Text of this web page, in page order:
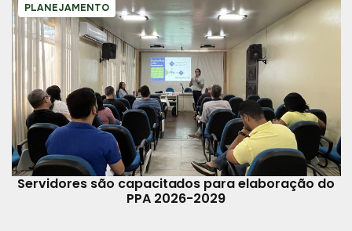
PLANEJAMENTO
Servidores são capacitados para elaboração do
PPA 2026-2029